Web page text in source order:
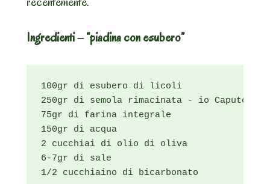
Ingredienti – “piadina con esubero”
100gr di esubero di licoli
250gr di semola rimacinata - io Caputo
75gr di farina integrale
150gr di acqua
2 cucchiai di olio di oliva
6-7gr di sale
1/2 cucchiaino di bicarbonato